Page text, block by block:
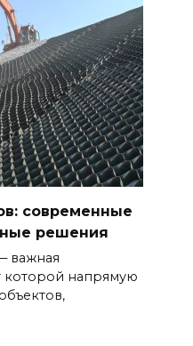
современные
решения
важная
которой напрямую